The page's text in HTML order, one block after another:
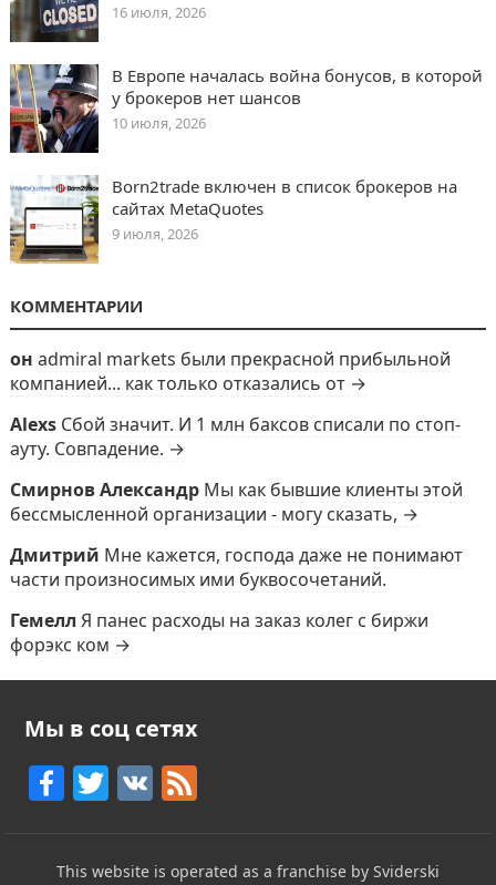
16 июля, 2026
В Европе началась война бонусов, в которой
у брокеров нет шансов
10 июля, 2026
Born2trade включен в список брокеров на
сайтах MetaQuotes
9 июля, 2026
КОММЕНТАРИИ
он admiral markets были прекрасной прибыльной
компанией... как только отказались от →
Alexs Сбой значит. И 1 млн баксов списали по стоп-
ауту. Совпадение. →
Смирнов Александр Мы как бывшие клиенты этой
бессмысленной организации - могу сказать, →
Дмитрий Мне кажется, господа даже не понимают
части произносимых ими буквосочетаний.
Гемелл Я панес расходы на заказ колег с биржи
форэкс ком →
Мы в соц сетях
F
c
T
itt
V F
e
This website is operated as a franchise by Sviderski